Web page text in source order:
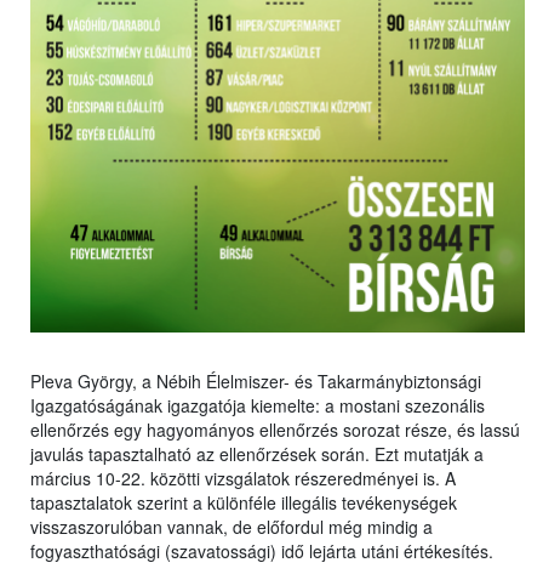
Pleva György, a Nébih Élelmiszer- és Takarmánybiztonsági
Igazgatóságának igazgatója kiemelte: a mostani szezonális
ellenőrzés egy hagyományos ellenőrzés sorozat része, és lassú
javulás tapasztalható az ellenőrzések során. Ezt mutatják a
március 10-22. közötti vizsgálatok részeredményei is. A
tapasztalatok szerint a különféle illegális tevékenységek
visszaszorulóban vannak, de előfordul még mindig a
fogyaszthatósági (szavatossági) idő lejárta utáni értékesítés.